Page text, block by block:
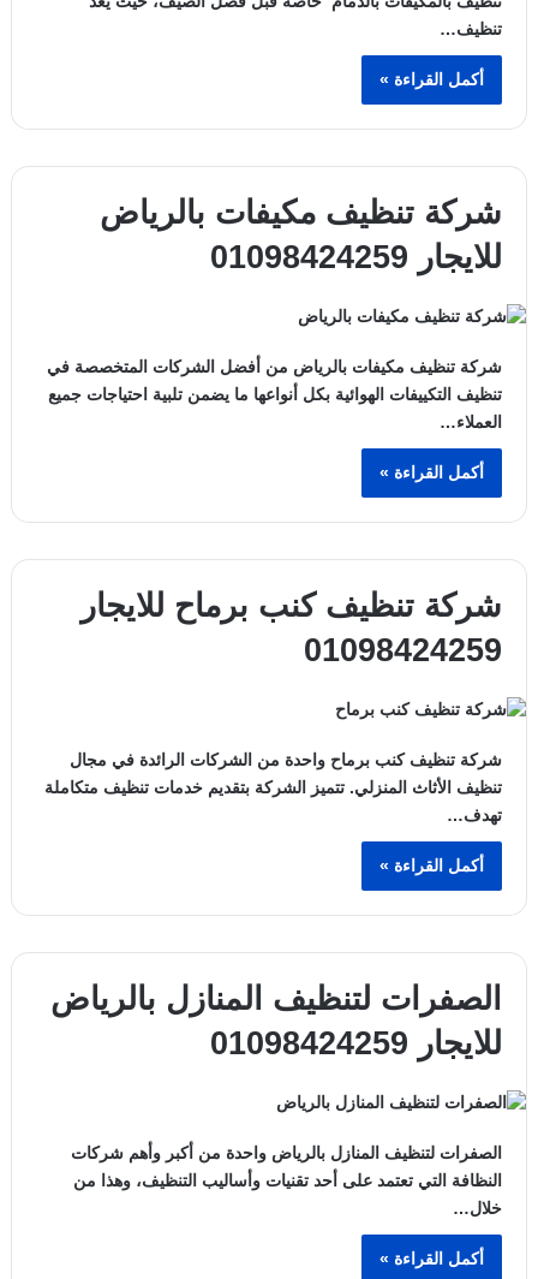
تنظيف…
أكمل القراءة »
شركة تنظيف مكيفات بالرياض
للايجار 01098424259
شركة تنظيف مكيفات بالرياض من أفضل الشركات المتخصصة في
تنظيف التكييفات الهوائية بكل أنواعها ما يضمن تلبية احتياجات جميع
العملاء…
أكمل القراءة »
شركة تنظيف كنب برماح للايجار
01098424259
شركة تنظيف كنب برماح واحدة من الشركات الرائدة في مجال
تنظيف الأثاث المنزلي. تتميز الشركة بتقديم خدمات تنظيف متكاملة
تهدف…
أكمل القراءة »
الصفرات لتنظيف المنازل بالرياض
للايجار 01098424259
الصفرات لتنظيف المنازل بالرياض واحدة من أكبر وأهم شركات
النظافة التي تعتمد على أحد تقنيات وأساليب التنظيف، وهذا من
خلال…
أكمل القراءة »